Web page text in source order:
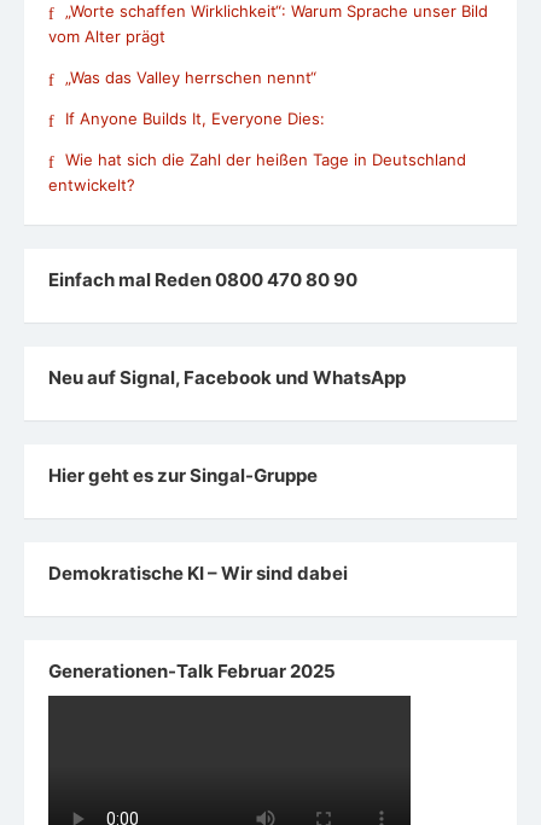
„Worte schaffen Wirklichkeit“: Warum Sprache unser Bild
vom Alter prägt
„Was das Valley herrschen nennt“
If Anyone Builds It, Everyone Dies:
Wie hat sich die Zahl der heißen Tage in Deutschland
entwickelt?
Einfach mal Reden 0800 470 80 90
Neu auf Signal, Facebook und WhatsApp
Hier geht es zur Singal-Gruppe
Demokratische KI – Wir sind dabei
Generationen-Talk Februar 2025